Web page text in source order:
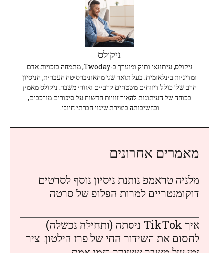
ניקולס
ניקולס, עיתונאי ותיק ומוערך ב-Twoday, מתמחה בזכויות אדם
ומדיניות בינלאומית. בעל תואר שני מהאוניברסיטה העברית, הניסיון
הרב שלו כולל דיווחים משטחים קרביים ואזורי משבר. ניקולס מאמין
בכוחה של העיתונות להאיר זוויות חדשות על סיפורים מורכבים,
ובחשיבותה ביצירת שינוי חברתי חיובי.
מאמרים אחרונים
מלניה טראמפ נותנת ניסיון נוסף לסרטים
דוקומנטריים למרות הפלופ של סרטה
איך TikTok ניסתה (ותחילה נכשלה)
לחסום את השידור החי של פרז הילטון: ציר